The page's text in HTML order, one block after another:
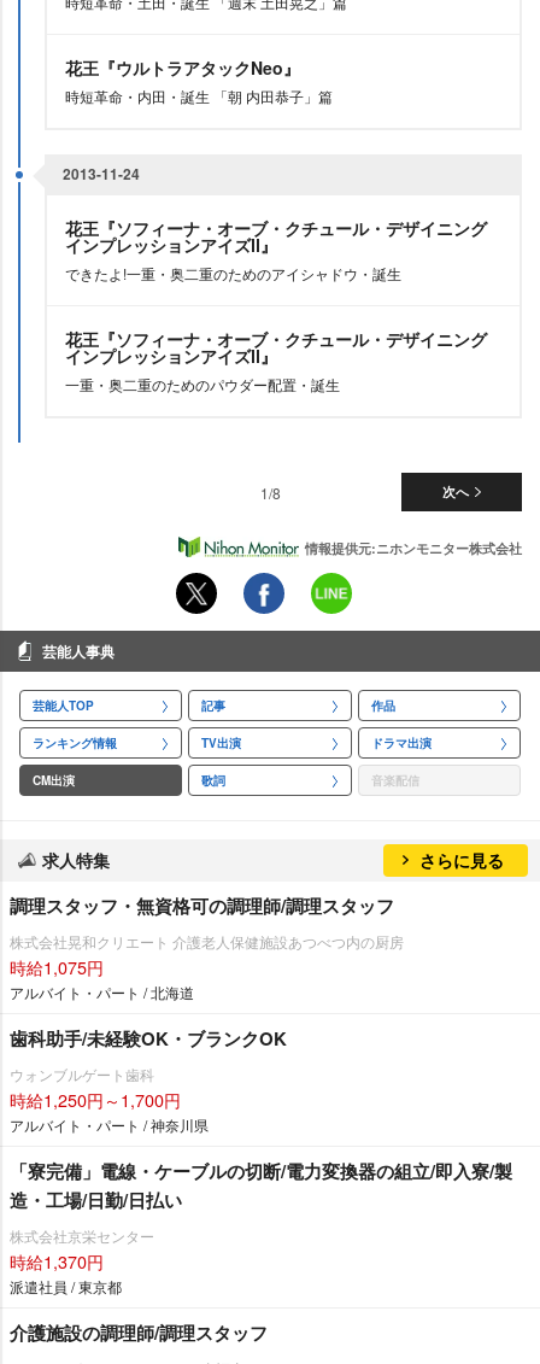
花王『ウルトラアタックNeo』
時短革命・内田・誕生 「朝 内田恭子」篇
2013-11-24
花王『ソフィーナ・オーブ・クチュール・デザイニング
インプレッションアイズⅡ』
できたよ!一重・奥二重のためのアイシャドウ・誕生
花王『ソフィーナ・オーブ・クチュール・デザイニング
インプレッションアイズⅡ』
一重・奥二重のためのパウダー配置・誕生
次へ
1/8
情報提供元:ニホンモニター株式会社
芸能人事典
芸能人TOP 記事 作品
ランキング情報 TV出演 ドラマ出演
CM出演 歌詞 音楽配信
求人特集 さらに見る
調理スタッフ・無資格可の調理師/調理スタッフ
株式会社晃和クリエート 介護老人保健施設あつべつ内の厨房
時給1,075円
アルバイト・パート / 北海道
歯科助手/未経験OK・ブランクOK
ウォンブルゲート歯科
時給1,250円～1,700円
アルバイト・パート / 神奈川県
「寮完備」電線・ケーブルの切断/電力変換器の組立/即入寮/製
造・工場/日勤/日払い
株式会社京栄センター
時給1,370円
派遣社員 / 東京都
介護施設の調理師/調理スタッフ